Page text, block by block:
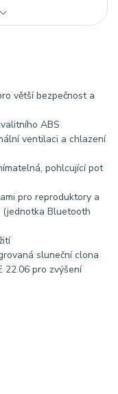
větší bezpečnost a
ABS
ventilaci a chlazení
pohlcující pot
pro reproduktory a
(jednotka Bluetooth
sluneční clona
22.06 pro zvýšení